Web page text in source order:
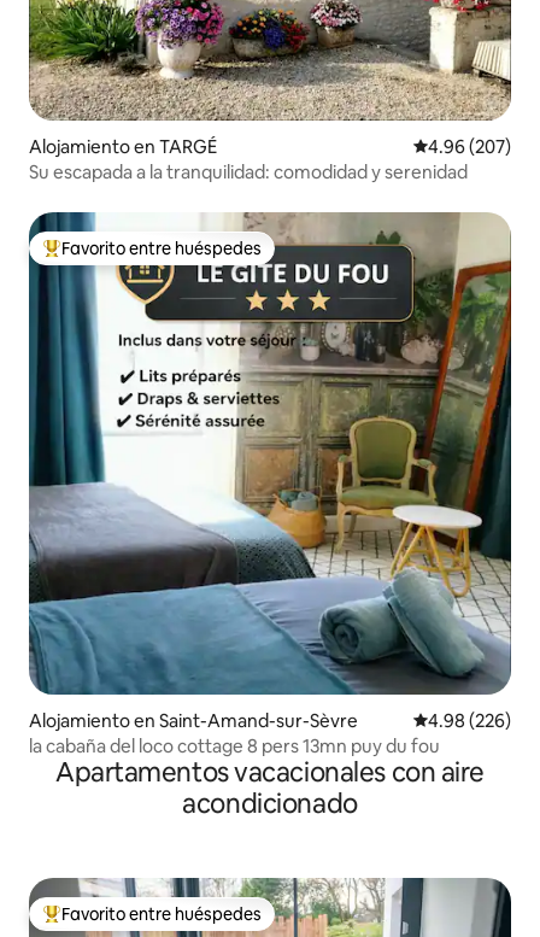
Alojamiento en TARGÉ Calificación
4.96 (207)
Su escapada a la tranquilidad: comodidad y serenidad
Favorito entre huéspedes preferido
Favorito entre huéspedes
Alojamiento en Saint-Amand-sur-Sèvre Calificación
4.98 (226)
la cabaña del loco cottage 8 pers 13mn puy du fou
Apartamentos vacacionales con aire
acondicionado
Favorito entre huéspedes preferido
Favorito entre huéspedes